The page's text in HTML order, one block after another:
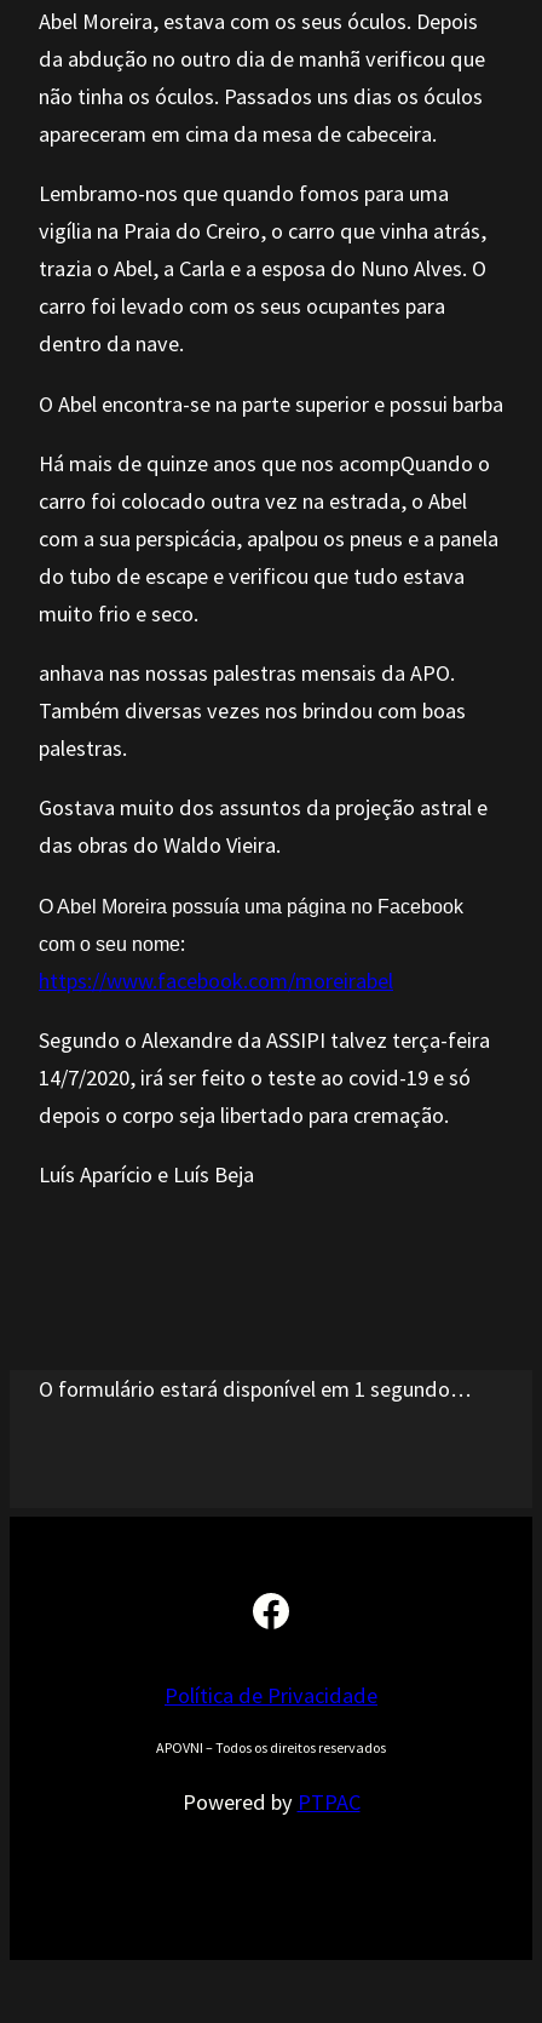
Abel Moreira, estava com os seus óculos. Depois
da abdução no outro dia de manhã verificou que
não tinha os óculos. Passados uns dias os óculos
apareceram em cima da mesa de cabeceira.
Lembramo-nos que quando fomos para uma
vigília na Praia do Creiro, o carro que vinha atrás,
trazia o Abel, a Carla e a esposa do Nuno Alves. O
carro foi levado com os seus ocupantes para
dentro da nave.
O Abel encontra-se na parte superior e possui barba
Há mais de quinze anos que nos acompQuando o
carro foi colocado outra vez na estrada, o Abel
com a sua perspicácia, apalpou os pneus e a panela
do tubo de escape e verificou que tudo estava
muito frio e seco.
anhava nas nossas palestras mensais da APO.
Também diversas vezes nos brindou com boas
palestras.
Gostava muito dos assuntos da projeção astral e
das obras do Waldo Vieira.
O Abel Moreira possuía uma página no Facebook
com o seu nome:
https://www.facebook.com/moreirabel
Segundo o Alexandre da ASSIPI talvez terça-feira
14/7/2020, irá ser feito o teste ao covid-19 e só
depois o corpo seja libertado para cremação.
Luís Aparício e Luís Beja
Deixe um comentário
Campos obrigatórios marcados com*